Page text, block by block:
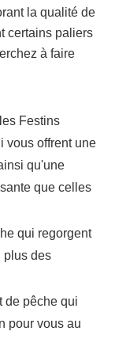
la qualité de
certains paliers
à faire
Festins
vous offrent une
qu'une
que celles
qui regorgent
plus des
de pêche qui
pour vous au